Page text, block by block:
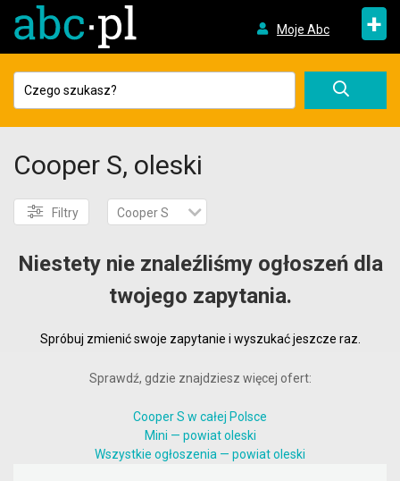
Moje Abc +
Cooper S, oleski
Filtry Cooper S
Niestety nie znaleźliśmy ogłoszeń dla
twojego zapytania.
Spróbuj zmienić swoje zapytanie i wyszukać jeszcze raz.
Sprawdź, gdzie znajdziesz więcej ofert:
Cooper S w całej Polsce
Mini — powiat oleski
Wszystkie ogłoszenia — powiat oleski